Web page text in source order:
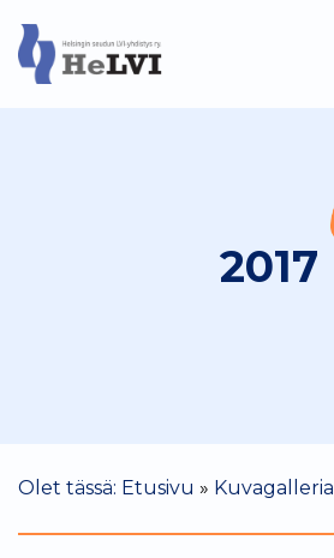
sisältöön
2017
Olet tässä: Etusivu » Kuvagalleria